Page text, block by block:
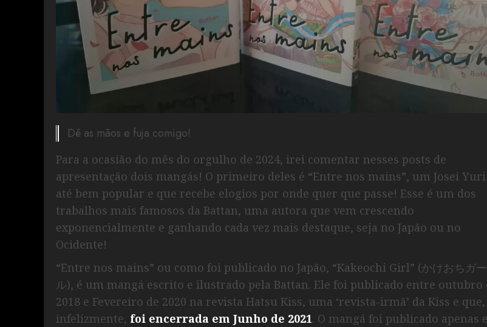
Dê as mãos e fuja comigo!
Para a ocasião do mês do orgulho de 2024, irei comentar nesses posts de
apresentação dois mangás! O primeiro deles é “Entre nos mains”, um Josei Yuri
até bem popular e que recebe elogios por onde quer que passe! Esse é um dos
trabalhos mais famosos da Battan, uma autora que vem crescendo
exponencialmente e ganhando cada vez mais destaque, seja no Japão ou no
Ocidente!
“Entre nos mains” ou como foi publicado no Japão, “Kakeochi Girl” (かけおちガー
ル), é um mangá escrito e ilustrado pela Battan. Ele foi publicado entre outubro
2018 e Fevereiro de 2020 na revista Hatsu Kiss, uma ‘revista-irmã’ da Kiss e que,
infelizmente, foi encerrada em Junho de 2021. O mangá foi publicado apenas